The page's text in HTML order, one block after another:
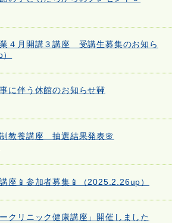
４月開講３講座 受講生募集のお知ら
に伴う休館のお知らせ🚧
教養講座 抽選結果発表🌸
座📱参加者募集📱（2025.2.26up）
クリニック健康講座」開催しました